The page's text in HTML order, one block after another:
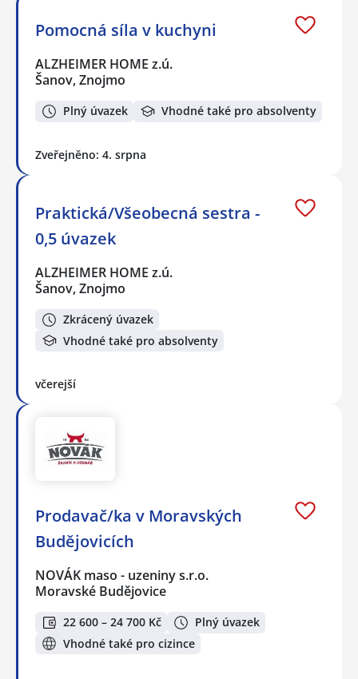
Pomocná síla v kuchyni
ALZHEIMER HOME z.ú.
Šanov, Znojmo
Plný úvazek Vhodné také pro absolventy
Zveřejněno: 4. srpna
Praktická/Všeobecná sestra -
0,5 úvazek
ALZHEIMER HOME z.ú.
Šanov, Znojmo
Zkrácený úvazek
Vhodné také pro absolventy
včerejší
Prodavač/ka v Moravských
Budějovicích
NOVÁK maso - uzeniny s.r.o.
Moravské Budějovice
22 600 – 24 700 Kč
Plný úvazek
Vhodné také pro cizince